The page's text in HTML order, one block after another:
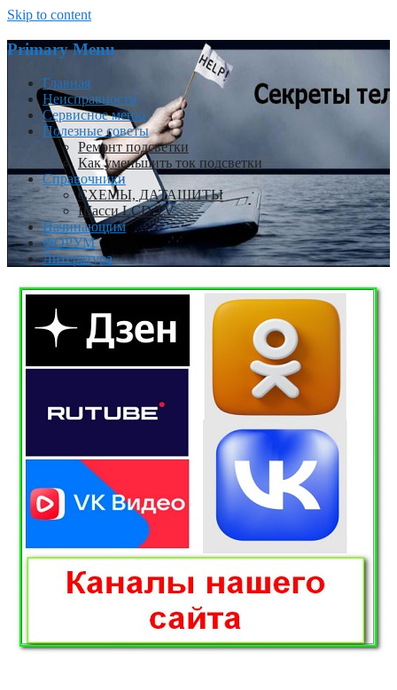
Skip to content
Primary Menu
Главная
Неисправности
Сервисное меню
Полезные советы
Ремонт подсветки
Как уменьшить ток подсветки
Справочники
СХЕМЫ, ДАТАШИТЫ
Шасси LCD TV
Начинающим
ФОРУМ
Литература